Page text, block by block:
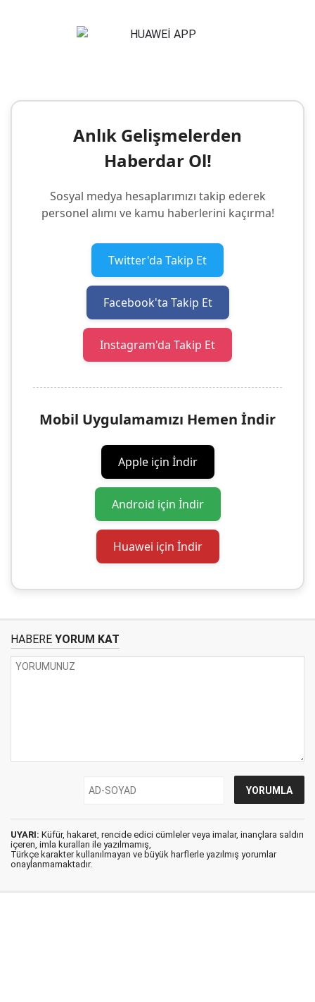
Anlık Gelişmelerden
Haberdar Ol!
Sosyal medya hesaplarımızı takip ederek
personel alımı ve kamu haberlerini kaçırma!
Twitter'da Takip Et
Facebook'ta Takip Et
Instagram'da Takip Et
Mobil Uygulamamızı Hemen İndir
Apple için İndir
Android için İndir
Huawei için İndir
HABERE YORUM KAT
UYARI: Küfür, hakaret, rencide edici cümleler veya imalar, inançlara saldırı
içeren, imla kuralları ile yazılmamış,
Türkçe karakter kullanılmayan ve büyük harflerle yazılmış yorumlar
onaylanmamaktadır.